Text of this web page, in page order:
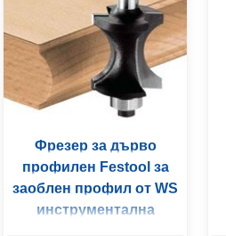
Фрезер за дърво
профилен Festool за
заоблен профил от WS
инструментална